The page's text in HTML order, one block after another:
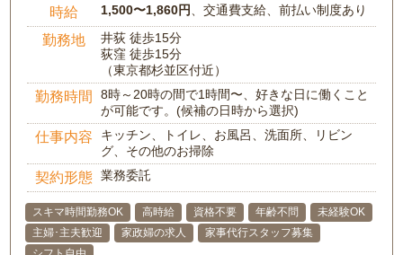
時給 1,500〜1,860円 、交通費支給、前払い制度あり
勤務地
井荻 徒歩15分
荻窪 徒歩15分
（東京都杉並区付近）
勤務時間
8時～20時の間で1時間〜、好きな日に働くこと
が可能です。(候補の日時から選択)
仕事内容
キッチン、トイレ、お風呂、洗面所、リビン
グ、その他のお掃除
契約形態 業務委託
スキマ時間勤務OK 高時給 資格不要 年齢不問
未経験OK
主婦･主夫歓迎
家政婦の求人
家事代行スタッフ募集